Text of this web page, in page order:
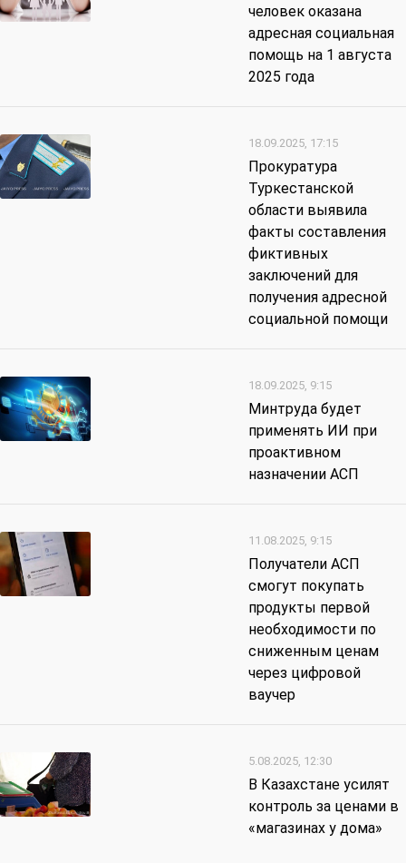
человек оказана
адресная социальная
помощь на 1 августа
2025 года
18.09.2025, 17:15
Прокуратура
Туркестанской
области выявила
факты составления
фиктивных
заключений для
получения адресной
социальной помощи
18.09.2025, 9:15
Минтруда будет
применять ИИ при
проактивном
назначении АСП
11.08.2025, 9:15
Получатели АСП
смогут покупать
продукты первой
необходимости по
сниженным ценам
через цифровой
ваучер
5.08.2025, 12:30
В Казахстане усилят
контроль за ценами в
«магазинах у дома»